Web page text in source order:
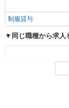
制服貸与
同じ職種から求人